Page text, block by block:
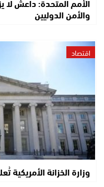
والأمن الدوليين
اقتصاد
وزارة الخزانة الأمريكية